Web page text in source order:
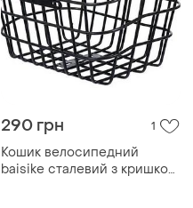
290 грн 1
Кошик велосипедний
baisike сталевий з кришкою,